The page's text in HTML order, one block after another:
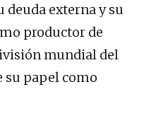
deuda externa y su
productor de
mundial del
su papel como